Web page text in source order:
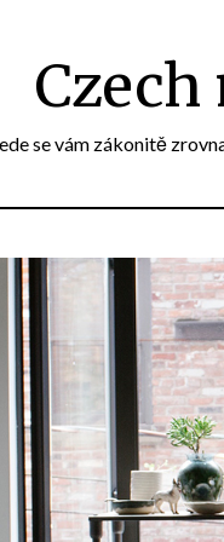
se vám zákonitě